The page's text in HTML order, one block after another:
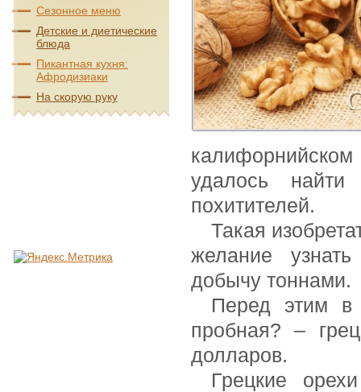
калифорнийском
удалось найти
похитителей.
Такая
желание
добычу тоннами.
Перед этим
пробная? –
долларов.
Грецкие
Сезонное меню
Детские и диетические
блюда
Пикантная кухня:
Афродизиаки
На скорую руку